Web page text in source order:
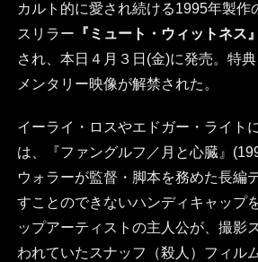
カルト的に愛され続ける1995年製作
スリラー 『ミュート・ウィットネス』
され、本日４月３日(金)に発売。特
メンタリー映像が解禁された。
イーライ・ロスやエドガー・ライト
は、『ファングルフ／月と心臓』
ウォラーが監督・脚本を務めた長編
すことのできないハンディキャップ
ップアーティストの主人公が、撮影
われていたスナッフ（殺人）フィル